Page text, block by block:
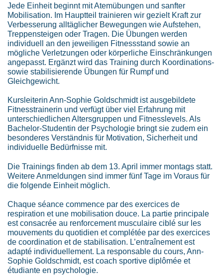
Jede Einheit beginnt mit Atemübungen und sanfter
Mobilisation. Im Hauptteil trainieren wir gezielt Kraft zur
Verbesserung alltäglicher Bewegungen wie Aufstehen,
Treppensteigen oder Tragen. Die Übungen werden
individuell an den jeweiligen Fitnessstand sowie an
mögliche Verletzungen oder körperliche Einschränkungen
angepasst. Ergänzt wird das Training durch Koordinations-
sowie stabilisierende Übungen für Rumpf und
Gleichgewicht.
Kursleiterin Ann-Sophie Goldschmidt ist ausgebildete
Fitnesstrainerin und verfügt über viel Erfahrung mit
unterschiedlichen Altersgruppen und Fitnesslevels. Als
Bachelor-Studentin der Psychologie bringt sie zudem ein
besonderes Verständnis für Motivation, Sicherheit und
individuelle Bedürfnisse mit.
Die Trainings finden ab dem 13. April immer montags statt.
Weitere Anmeldungen sind immer fünf Tage im Voraus für
die folgende Einheit möglich.
Chaque séance commence par des exercices de
respiration et une mobilisation douce. La partie principale
est consacrée au renforcement musculaire ciblé sur les
mouvements du quotidien et complétée par des exercices
de coordination et de stabilisation. L’entraînement est
adapté individuellement. La responsable du cours, Ann-
Sophie Goldschmidt, est coach sportive diplômée et
étudiante en psychologie.